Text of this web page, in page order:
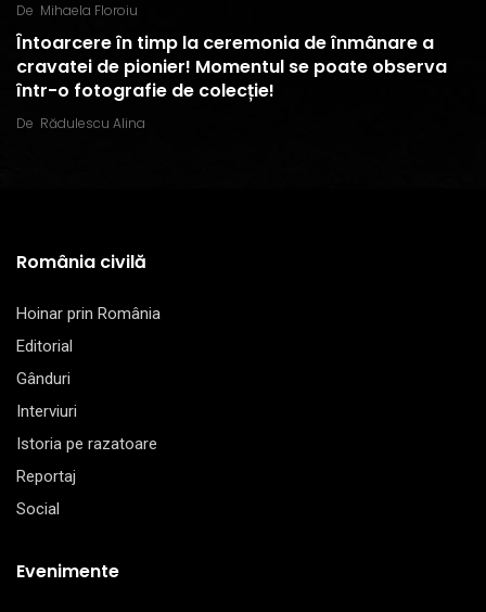
De Mihaela Floroiu
Întoarcere în timp la ceremonia de înmânare a
cravatei de pionier! Momentul se poate observa
într-o fotografie de colecție!
De Rădulescu Alina
România civilă
Hoinar prin România
Editorial
Gânduri
Interviuri
Istoria pe razatoare
Reportaj
Social
Evenimente